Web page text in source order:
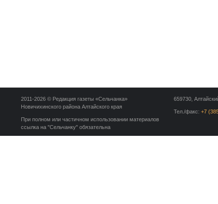
659730,
Тел./факс: +7
2011-2026 © Редакция газеты «Сельчанка»
Новичихинского района Алтайского края
При полном или частичном использовании материалов
ссылка на "Сельчанку" обязательна